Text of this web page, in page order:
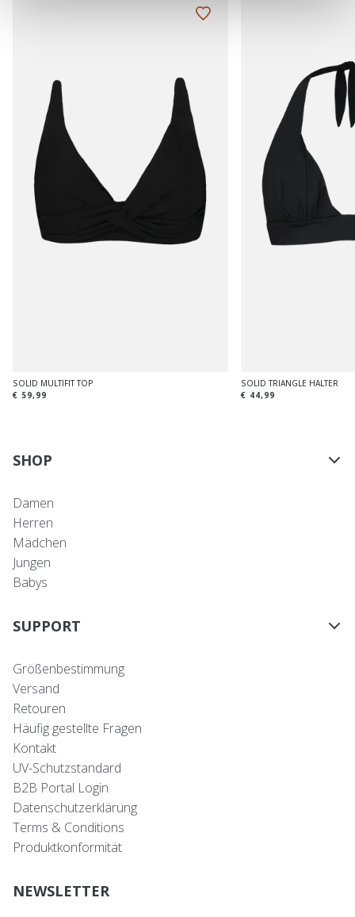
SOLID MULTIFIT TOP
€ 59,99
SOLID TRIANGLE HALTER
€ 44,99
SHOP
Damen
Herren
Mädchen
Jungen
Babys
SUPPORT
Größenbestimmung
Versand
Retouren
Häufig gestellte Fragen
Kontakt
UV-Schutzstandard
B2B Portal Login
Datenschutzerklärung
Terms & Conditions
Produktkonformität
NEWSLETTER